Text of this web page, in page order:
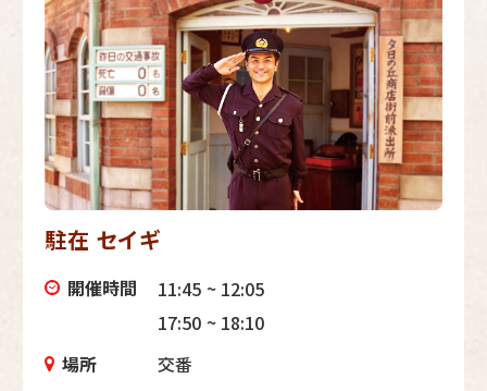
駐在 セイギ
開催時間
11:45 ~ 12:05
17:50 ~ 18:10
場所
交番